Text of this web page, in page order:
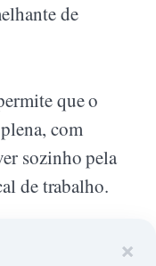
×
de
que o
com
sozinho pela
de trabalho.
de terceiros se